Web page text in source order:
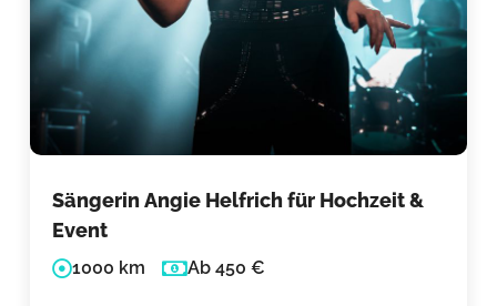
Sängerin Angie Helfrich für Hochzeit &
Event
1000 km Ab 450 €